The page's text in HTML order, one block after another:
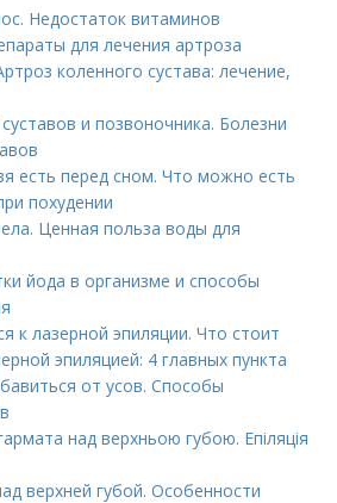
Недостаток витаминов
для лечения артроза
коленного сустава: лечение,
и позвоночника. Болезни
есть перед сном. Что можно есть
похудении
Ценная польза воды для
йода в организме и способы
к лазерной эпиляции. Что стоит
эпиляцией: 4 главных пункта
от усов. Способы
над верхньою губою. Епіляція
верхней губой. Особенности